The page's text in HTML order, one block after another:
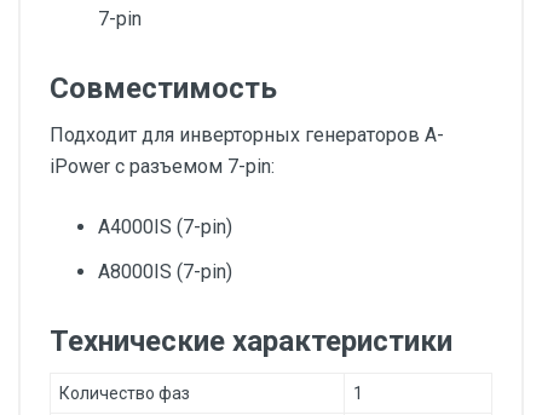
7-pin
Совместимость
Подходит для инверторных генераторов A-
iPower с разъемом 7-pin:
A4000IS (7-pin)
A8000IS (7-pin)
Технические характеристики
Количество фаз 1